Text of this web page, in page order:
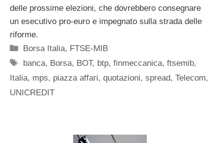
delle prossime elezioni, che dovrebbero consegnare
un esecutivo pro-euro e impegnato sulla strada delle
riforme.
Categorie
Borsa Italia, FTSE-MIB
Tag
banca, Borsa, BOT, btp,finmeccanica,ftsemib,
Italia, mps, piazza affari, quotazioni, spread, Telecom,
UNICREDIT